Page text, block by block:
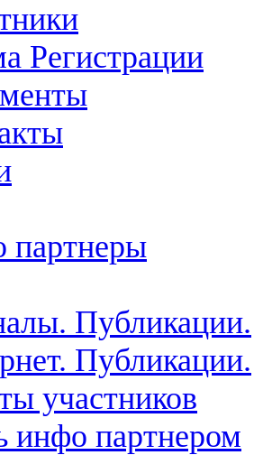
Регистрации
партнеры
Публикации.
Публикации.
участников
инфо партнером